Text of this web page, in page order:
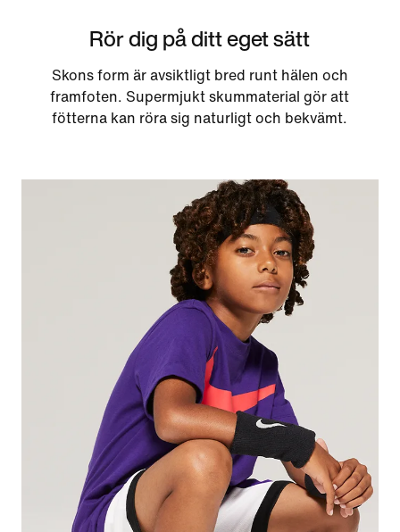
Rör dig på ditt eget sätt
Skons form är avsiktligt bred runt hälen och
framfoten. Supermjukt skummaterial gör att
fötterna kan röra sig naturligt och bekvämt.